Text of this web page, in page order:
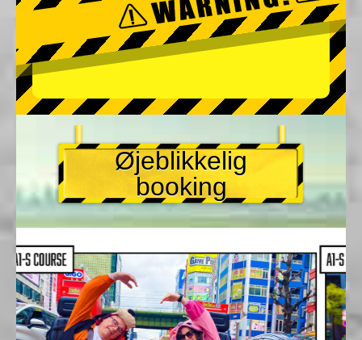
Øjeblikkelig
booking